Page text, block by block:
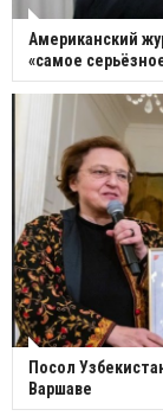
Американский
«самое
Посол
Варшаве